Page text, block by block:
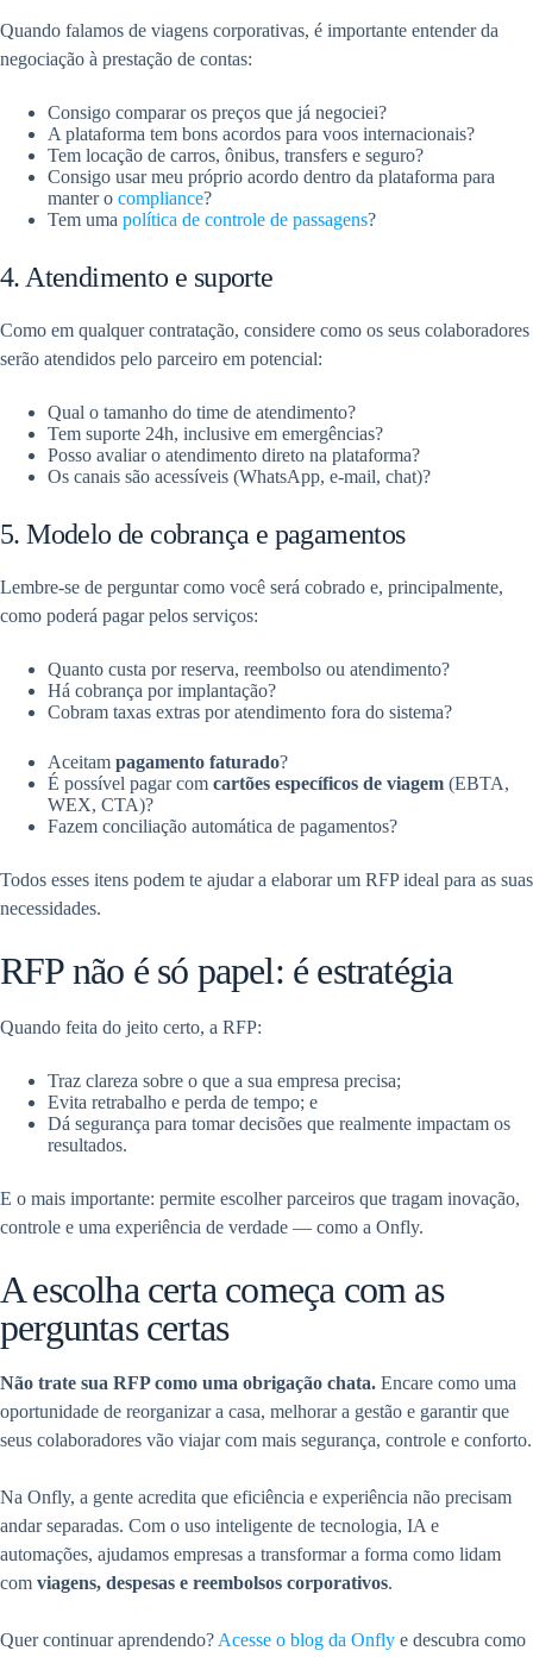
Quando falamos de viagens corporativas, é importante entender da
negociação à prestação de contas:
Consigo comparar os preços que já negociei?
A plataforma tem bons acordos para voos internacionais?
Tem locação de carros, ônibus, transfers e seguro?
Consigo usar meu próprio acordo dentro da plataforma para
manter o compliance?
Tem uma política de controle de passagens?
4. Atendimento e suporte
Como em qualquer contratação, considere como os seus colaboradores
serão atendidos pelo parceiro em potencial:
Qual o tamanho do time de atendimento?
Tem suporte 24h, inclusive em emergências?
Posso avaliar o atendimento direto na plataforma?
Os canais são acessíveis (WhatsApp, e-mail, chat)?
5. Modelo de cobrança e pagamentos
Lembre-se de perguntar como você será cobrado e, principalmente,
como poderá pagar pelos serviços:
Quanto custa por reserva, reembolso ou atendimento?
Há cobrança por implantação?
Cobram taxas extras por atendimento fora do sistema?
Aceitam pagamento faturado?
É possível pagar com cartões específicos de viagem (EBTA,
WEX, CTA)?
Fazem conciliação automática de pagamentos?
Todos esses itens podem te ajudar a elaborar um RFP ideal para as suas
necessidades.
RFP não é só papel: é estratégia
Quando feita do jeito certo, a RFP:
Traz clareza sobre o que a sua empresa precisa;
Evita retrabalho e perda de tempo; e
Dá segurança para tomar decisões que realmente impactam os
resultados.
E o mais importante: permite escolher parceiros que tragam inovação,
controle e uma experiência de verdade — como a Onfly.
A escolha certa começa com as
perguntas certas
Não trate sua RFP como uma obrigação chata. Encare como uma
oportunidade de reorganizar a casa, melhorar a gestão e garantir que
seus colaboradores vão viajar com mais segurança, controle e conforto.
Na Onfly, a gente acredita que eficiência e experiência não precisam
andar separadas. Com o uso inteligente de tecnologia, IA e
automações, ajudamos empresas a transformar a forma como lidam
com viagens, despesas e reembolsos corporativos.
Quer continuar aprendendo?Acesse o blog da Onfly e descubra como